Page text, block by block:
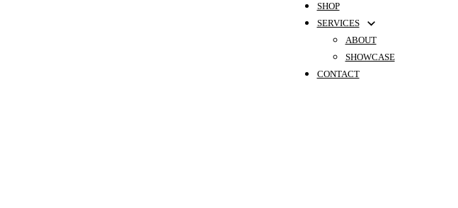
SHOP
SERVICES
ABOUT
SHOWCASE
CONTACT